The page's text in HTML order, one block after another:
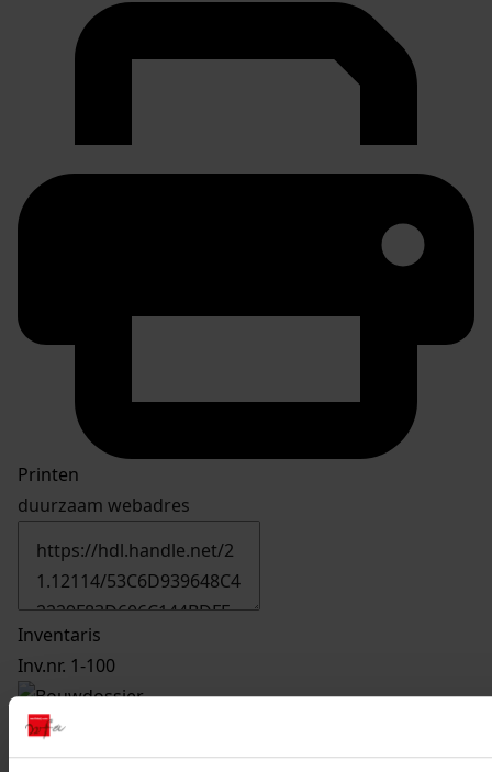
Printen
duurzaam webadres
Inventaris
Inv.nr. 1-100
90Het bouwen van een serre, 2002
Datering: